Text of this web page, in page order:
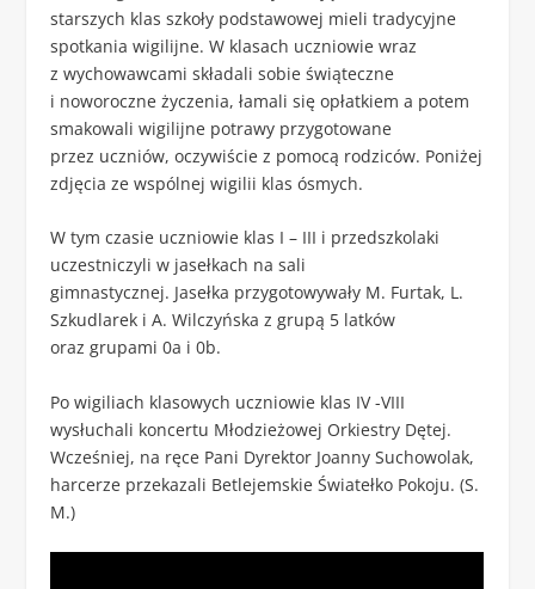
starszych klas szkoły podstawowej mieli tradycyjne
spotkania wigilijne. W klasach uczniowie wraz
z wychowawcami składali sobie świąteczne
i noworoczne życzenia, łamali się opłatkiem a potem
smakowali wigilijne potrawy przygotowane
przez uczniów, oczywiście z pomocą rodziców. Poniżej
zdjęcia ze wspólnej wigilii klas ósmych.
W tym czasie uczniowie klas I – III i przedszkolaki
uczestniczyli w jasełkach na sali
gimnastycznej. Jasełka przygotowywały M. Furtak, L.
Szkudlarek i A. Wilczyńska z grupą 5 latków
oraz grupami 0a i 0b.
Po wigiliach klasowych uczniowie klas IV -VIII
wysłuchali koncertu Młodzieżowej Orkiestry Dętej.
Wcześniej, na ręce Pani Dyrektor Joanny Suchowolak,
harcerze przekazali Betlejemskie Światełko Pokoju. (S.
M.)